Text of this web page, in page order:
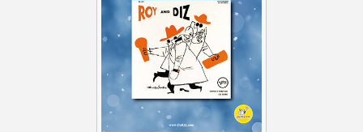
バンドー神戸青少年科学館 パルコ
ヒョン・ウソク
ピチカート・ママ
ファームサーカスの地産地消をあそぼう！